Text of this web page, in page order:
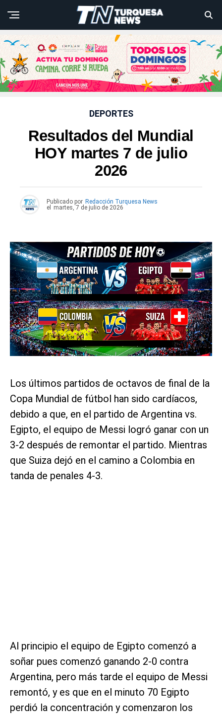
DEPORTES
Resultados del Mundial
HOY martes 7 de julio
2026
Publicado por Redacción Turquesa News
el
martes, 7 de julio de 2026
Los últimos partidos de octavos de final de la
Copa Mundial de fútbol han sido cardíacos,
debido a que, en el partido de Argentina vs.
Egipto, el equipo de Messi logró ganar con un
3-2 después de remontar el partido. Mientras
que Suiza dejó en el camino a Colombia en
tanda de penales 4-3.
Al principio el equipo de Egipto comenzó a
soñar pues comenzó ganando 2-0 contra
Argentina, pero más tarde el equipo de Messi
remontó, y es que en el minuto 70 Egipto
perdió la concentración y comenzaron los